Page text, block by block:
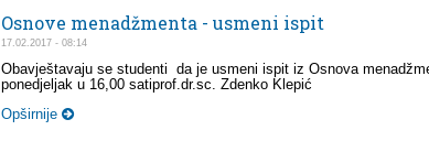
Osnove menadžmenta - usmeni ispit
17.02.2017 - 08:14
Obavještavaju se studenti da je usmeni ispit iz Osnova
ponedjeljak u 16,00 satiprof.dr.sc. Zdenko Klepić
Opširnije